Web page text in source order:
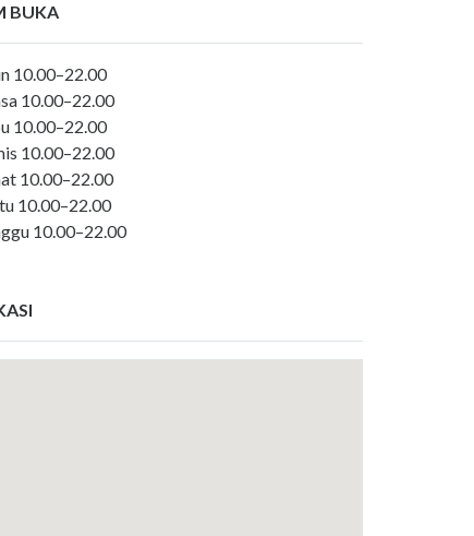
BUKA
10.00–22.00
10.00–22.00
10.00–22.00
10.00–22.00
10.00–22.00
10.00–22.00
10.00–22.00